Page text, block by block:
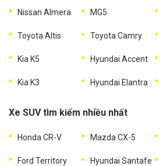
Nissan Almera MG5
Toyota Altis Toyota Camry
Kia K5 Hyundai Accent
Kia K3 Hyundai Elantra
Xe SUV tìm kiếm nhiều nhất
Honda CR-V Mazda CX-5
Ford Territory Hyundai Santafe